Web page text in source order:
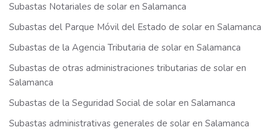
Subastas Notariales de solar en Salamanca
Subastas del Parque Móvil del Estado de solar en Salamanca
Subastas de la Agencia Tributaria de solar en Salamanca
Subastas de otras administraciones tributarias de solar en
Salamanca
Subastas de la Seguridad Social de solar en Salamanca
Subastas administrativas generales de solar en Salamanca